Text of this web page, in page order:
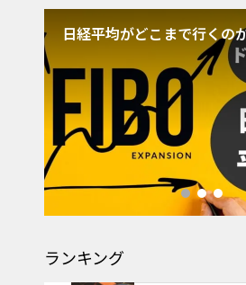
がどこまで行くのか？という問題
ランキング